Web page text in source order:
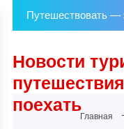
Путешествовать —
Новости
поехатьГлавная